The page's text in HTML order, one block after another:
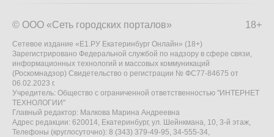
18+
© ООО «Сеть городских порталов»
Сетевое издание «Е1.РУ Екатеринбург Онлайн» (18+)
Зарегистрировано Федеральной службой по надзору в сфере связи,
информационных технологий и массовых коммуникаций
(Роскомнадзор) Свидетельство о регистрации № ФС77-84675 от
06.02.2023 г.
Учредитель: Общество с ограниченной ответственностью "ИНТЕРНЕТ
ТЕХНОЛОГИИ"
Главный редактор: Малкова Марина Андреевна
Адрес редакции: 620014, Екатеринбург, ул. Шейнкмана, 10, 3-й этаж,
Телефоны (круглосуточно): 8 (343) 379-49-95, 34-555-34,